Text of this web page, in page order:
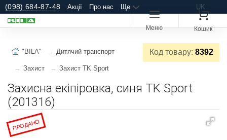
(098) 684-87-48 Акції Про нас Ще UK
Меню Кошик
Код товару: 8392
"BILA" Дитячий транспорт
Захист Захист TK Sport
Захисна екіпіровка, синя TK Sport
(201316)
ПРОДАНО